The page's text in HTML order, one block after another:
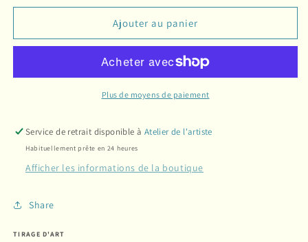
Ajouter au panier
Plus de moyens de paiement
Service de retrait disponible à Atelier de l'artiste
Habituellement prête en 24 heures
Afficher les informations de la boutique
Share
TIRAGE D'ART